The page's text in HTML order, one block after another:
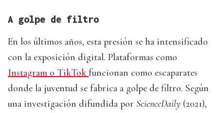
A golpe de filtro
En los últimos años, esta presión se ha intensificado
con la exposición digital. Plataformas como
Instagram o TikTok funcionan como escaparates
donde la juventud se fabrica a golpe de filtro. Según
una investigación difundida por ScienceDaily (2021),